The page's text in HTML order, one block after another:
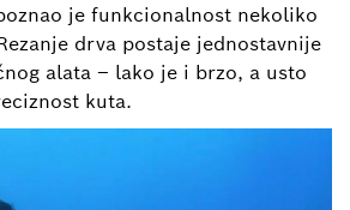
je funkcionalnost nekoliko
drva postaje jednostavnije
alata – lako je i brzo, a usto
kuta.